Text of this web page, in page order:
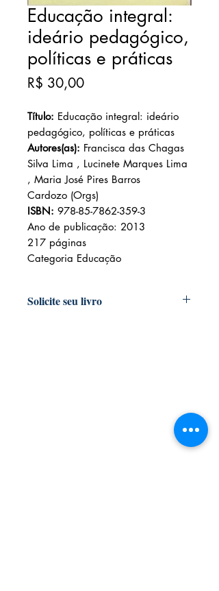
Educação integral:
ideário pedagógico,
políticas e práticas
R$ 30,00Preço
Título: Educação integral: ideário
pedagógico, políticas e práticas
Autores(as): Francisca das Chagas
Silva Lima , Lucinete Marques Lima
, Maria José Pires Barros
Cardozo (Orgs)
ISBN: 978-85-7862-359-3
Ano de publicação: 2013
217 páginas
Categoria Educação
Solicite seu livro